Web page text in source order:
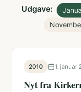
Udgave:
2010 1. januar
Nyt fra